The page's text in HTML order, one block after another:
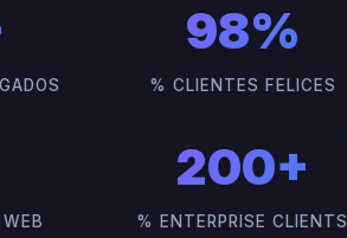
98%
% CLIENTES FELICES
200+
% ENTERPRISE CLIENTS